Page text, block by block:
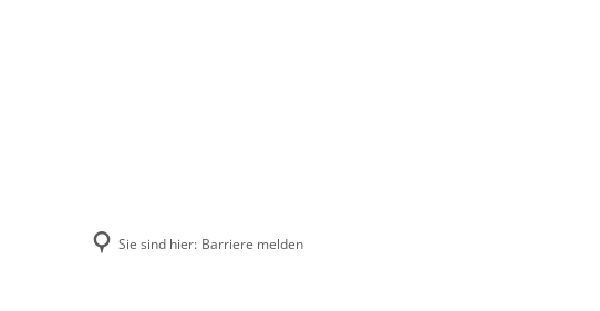
Sie sind hier: Barriere melden